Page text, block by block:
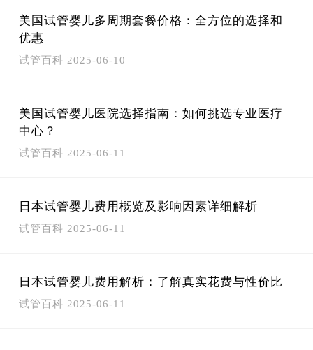
美国试管婴儿多周期套餐价格：全方位的选择和
优惠
试管百科 2025-06-10
美国试管婴儿医院选择指南：如何挑选专业医疗
中心？
试管百科 2025-06-11
日本试管婴儿费用概览及影响因素详细解析
试管百科 2025-06-11
日本试管婴儿费用解析：了解真实花费与性价比
试管百科 2025-06-11